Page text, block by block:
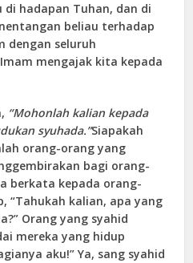
di hadapan Tuhan, dan di
beliau terhadap
dengan seluruh
mengajak kita kepada
“Mohonlah kalian kepada
syuhada.”Siapakah
orang-orang yang
bagi orang-
berkata kepada orang-
“Tahukah kalian, apa yang
Orang yang syahid
mereka yang hidup
aku!” Ya, sang syahid